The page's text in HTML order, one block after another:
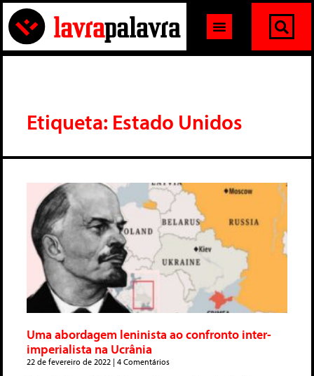
Etiqueta: Estado Unidos
Uma abordagem leninista ao confronto inter-
imperialista na Ucrânia
22 de fevereiro de 2022 4 Comentários